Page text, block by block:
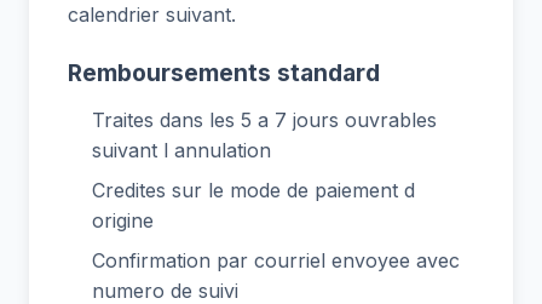
calendrier suivant.
Remboursements standard
Traites dans les 5 a 7 jours ouvrables
suivant l annulation
Credites sur le mode de paiement d
origine
Confirmation par courriel envoyee avec
numero de suivi